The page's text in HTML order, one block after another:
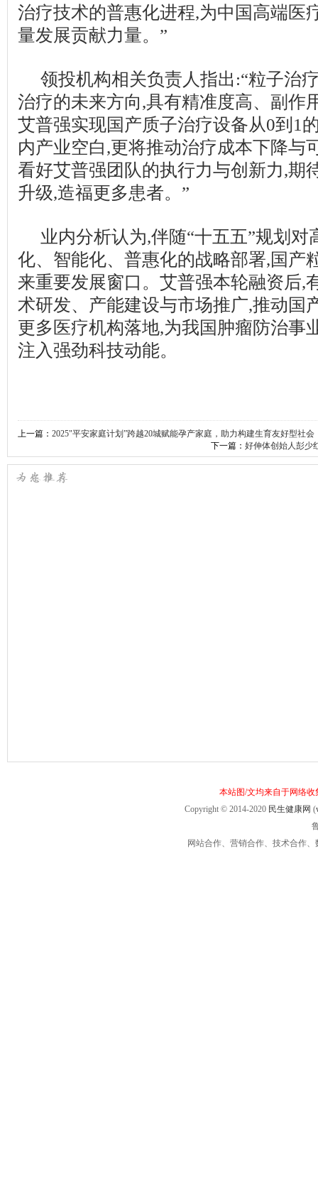
治疗技术的普惠化进程,为中国高端医
量发展贡献力量。”
领投机构相关负责人指出:“粒子治
治疗的未来方向,具有精准度高、副作
艾普强实现国产质子治疗设备从0到1
内产业空白,更将推动治疗成本下降与
看好艾普强团队的执行力与创新力,期
升级,造福更多患者。”
业内分析认为,伴随“十五五”规划对
化、智能化、普惠化的战略部署,国产
来重要发展窗口。艾普强本轮融资后,
术研发、产能建设与市场推广,推动国
更多医疗机构落地,为我国肿瘤防治事
注入强劲科技动能。
上一篇： 2025"平安家庭计划”跨越20城赋能孕产家庭，助力构建生育友好型社会
下一篇： 好伸体创始人彭少
本站图/文均来自于网络
Copyright © 2014-2020 民生健康网 (
网站合作、营销合作、技术合作